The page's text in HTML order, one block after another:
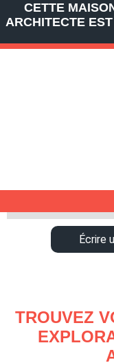
CETTE
ARCHITECTE
Écrire
TROUVEZ